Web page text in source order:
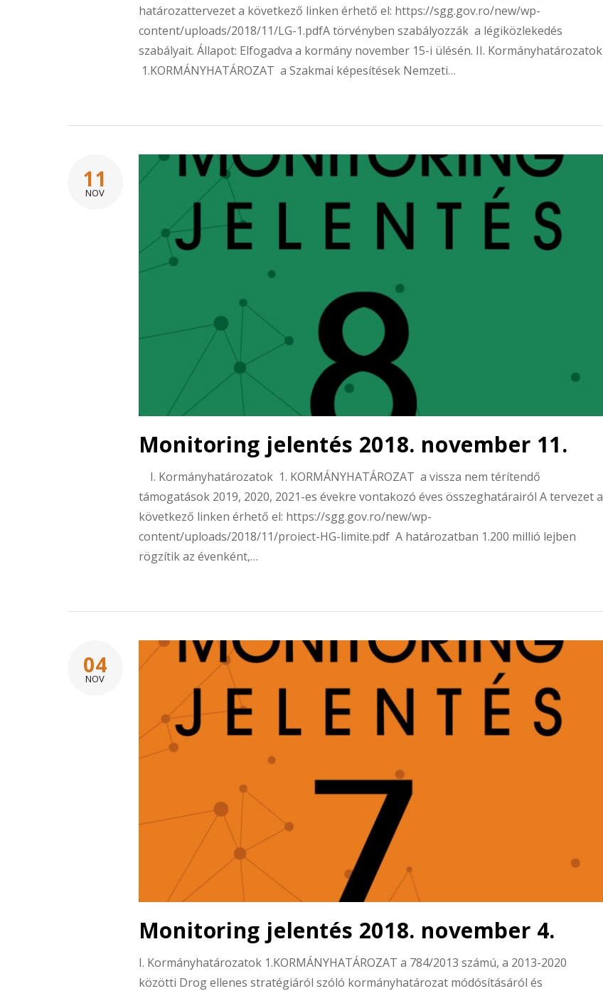
határozattervezet a következő linken érhető el: https://sgg.gov.ro/new/wp-
content/uploads/2018/11/LG-1.pdfA törvényben szabályozzák a légiközlekedés
szabályait. Állapot: Elfogadva a kormány november 15-i ülésén. II. Kormányhatározatok
1.KORMÁNYHATÁROZAT a Szakmai képesítések Nemzeti…
11
NOV
Monitoring jelentés 2018. november 11.
I. Kormányhatározatok 1. KORMÁNYHATÁROZAT a vissza nem térítendő
támogatások 2019, 2020, 2021-es évekre vontakozó éves összeghatárairól A tervezet a
következő linken érhető el: https://sgg.gov.ro/new/wp-
content/uploads/2018/11/proiect-HG-limite.pdf A határozatban 1.200 millió lejben
rögzítik az évenként,…
04
NOV
Monitoring jelentés 2018. november 4.
I. Kormányhatározatok 1.KORMÁNYHATÁROZAT a 784/2013 számú, a 2013-2020
közötti Drog ellenes stratégiáról szóló kormányhatározat módósításáról és